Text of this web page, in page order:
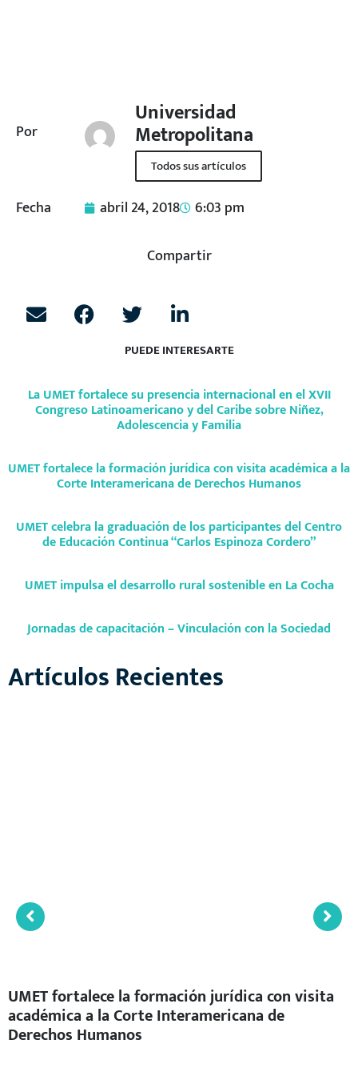
Por
Universidad
Metropolitana
Todos sus artículos
Fecha abril 24, 2018 6:03 pm
Compartir
PUEDE INTERESARTE
La UMET fortalece su presencia internacional en el XVII
Congreso Latinoamericano y del Caribe sobre Niñez,
Adolescencia y Familia
UMET fortalece la formación jurídica con visita académica a la
Corte Interamericana de Derechos Humanos
UMET celebra la graduación de los participantes del Centro
de Educación Continua “Carlos Espinoza Cordero”
UMET impulsa el desarrollo rural sostenible en La Cocha
Jornadas de capacitación – Vinculación con la Sociedad
Artículos Recientes
UMET fortalece la formación jurídica con visita
académica a la Corte Interamericana de
Derechos Humanos